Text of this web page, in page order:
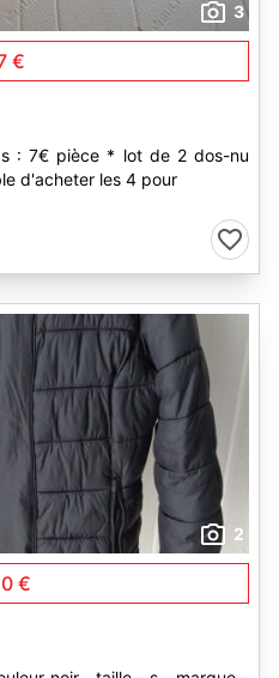
3
€
: 7€ pièce * lot de 2 dos-nu
d'acheter les 4 pour
2
€